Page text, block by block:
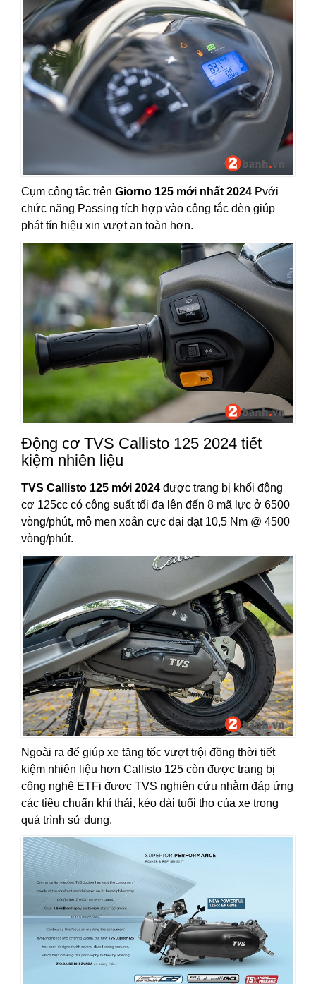
Cụm công tắc trên Giorno 125 mới nhất 2024 Pvới
chức năng Passing tích hợp vào công tắc đèn giúp
phát tín hiệu xin vượt an toàn hơn.
Động cơ TVS Callisto 125 2024 tiết
kiệm nhiên liệu
TVS Callisto 125 mới 2024 được trang bị khối động
cơ 125cc có công suất tối đa lên đến 8 mã lực ở 6500
vòng/phút, mô men xoắn cực đại đạt 10,5 Nm @ 4500
vòng/phút.
Ngoài ra để giúp xe tăng tốc vượt trội đồng thời tiết
kiệm nhiên liệu hơn Callisto 125 còn được trang bị
công nghệ ETFi được TVS nghiên cứu nhằm đáp ứng
các tiêu chuẩn khí thải, kéo dài tuổi thọ của xe trong
quá trình sử dụng.